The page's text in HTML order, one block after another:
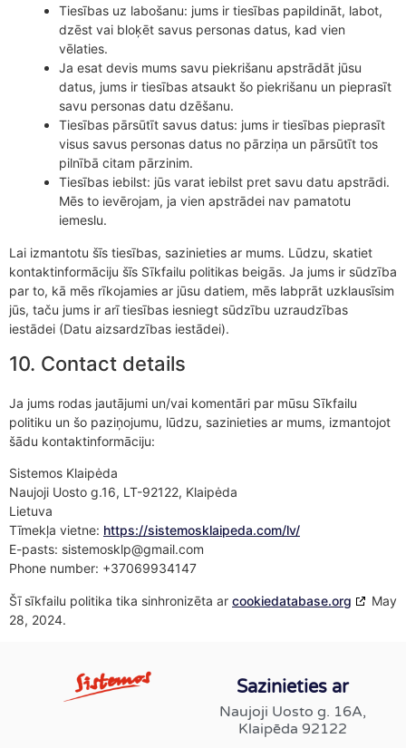
Tiesības uz labošanu: jums ir tiesības papildināt, labot,
dzēst vai bloķēt savus personas datus, kad vien
vēlaties.
Ja esat devis mums savu piekrišanu apstrādāt jūsu
datus, jums ir tiesības atsaukt šo piekrišanu un pieprasīt
savu personas datu dzēšanu.
Tiesības pārsūtīt savus datus: jums ir tiesības pieprasīt
visus savus personas datus no pārziņa un pārsūtīt tos
pilnībā citam pārzinim.
Tiesības iebilst: jūs varat iebilst pret savu datu apstrādi.
Mēs to ievērojam, ja vien apstrādei nav pamatotu
iemeslu.
Lai izmantotu šīs tiesības, sazinieties ar mums. Lūdzu, skatiet
kontaktinformāciju šīs Sīkfailu politikas beigās. Ja jums ir sūdzība
par to, kā mēs rīkojamies ar jūsu datiem, mēs labprāt uzklausīsim
jūs, taču jums ir arī tiesības iesniegt sūdzību uzraudzības
iestādei (Datu aizsardzības iestādei).
10. Contact details
Ja jums rodas jautājumi un/vai komentāri par mūsu Sīkfailu
politiku un šo paziņojumu, lūdzu, sazinieties ar mums, izmantojot
šādu kontaktinformāciju:
Sistemos Klaipėda
Naujoji Uosto g.16, LT-92122, Klaipėda
Lietuva
Tīmekļa vietne: https://sistemosklaipeda.com/lv/
E-pasts: sistemosklp@gmail.com
Phone number: +37069934147​
Šī sīkfailu politika tika sinhronizēta ar cookiedatabase.org
May
28, 2024.
Sazinieties ar
Naujoji Uosto g. 16A,
Klaipēda 92122